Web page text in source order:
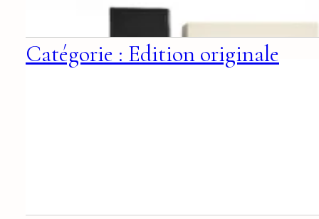
Catégorie : Edition originale